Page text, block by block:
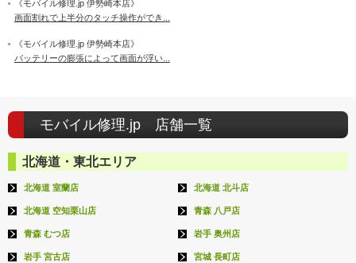
《モバイル修理.jp 伊勢崎本店》
画面割れで上半分のタッチ操作ができ...
《モバイル修理.jp 伊勢崎本店》
バッテリーの膨張によって画面が浮い...
モバイル修理.jp 店舗一覧
北海道・東北エリア
北海道 室蘭店 北海道 北斗店
北海道 空知栗山店 青森 八戸店
青森 むつ店 岩手 奥州店
岩手 宮古店 宮城 長町店